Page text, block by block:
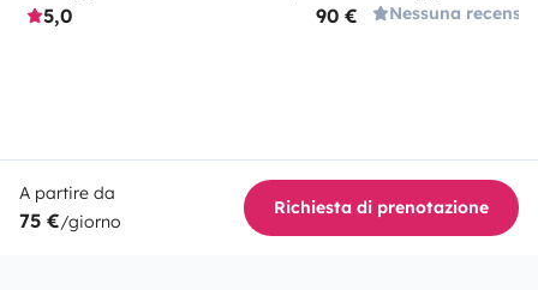
5,0
90 € Nessuna
A partire da
75 €/giorno
Richiesta di prenotazione